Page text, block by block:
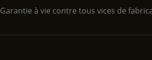
‎Garantie à vie contre tous vices de